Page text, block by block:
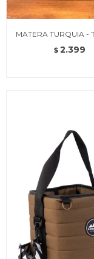
MATERA TURQUIA -
$ 2.399